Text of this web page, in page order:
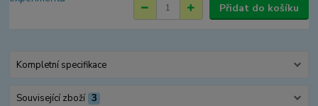
Přidat do košíku
Kompletní specifikace
Související zboží 3